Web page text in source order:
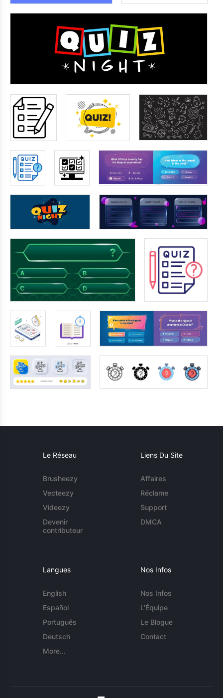
Le Réseau
Brusheezy
Vecteezy
Videezy
Devenir
contributeur
Liens Du Site
Affaires
Réclame
Support
DMCA
Langues
English
Español
Português
Deutsch
More...
Nos Infos
Nos Infos
L'Équipe
Le Blogue
Contact